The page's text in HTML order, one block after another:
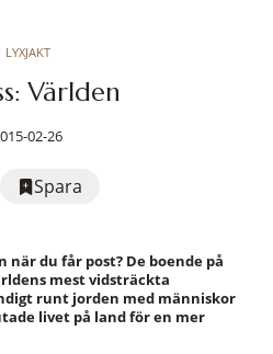
LYXJAKT
Världen
02-26
Spara
du får post? De boende på
mest vidsträckta
runt jorden med människor
livet på land för en mer